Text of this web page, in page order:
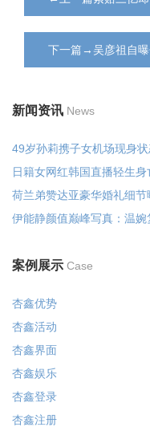
下一篇→吴彦祖自曝
新闻资讯 News
49岁孙莉携子女机场现身状
日籍女网红韩国直播轻生身
荷兰弟赞达亚豪华婚礼细节
伊能静颜值巅峰写真：温婉
案例展示 Case
杏鑫优势
杏鑫活动
杏鑫界面
杏鑫娱乐
杏鑫登录
杏鑫注册